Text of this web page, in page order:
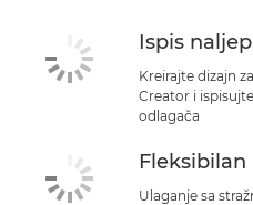
Ispis
Kreirajte dizajn
Creator i
odlagača
Ulaganje sa